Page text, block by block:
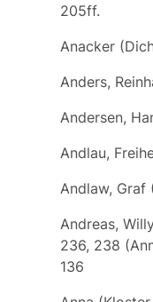
205ff.
Anacker
Anders,
Andersen,
Andlau,
Andlaw, Graf
Andreas,
236, 238
136